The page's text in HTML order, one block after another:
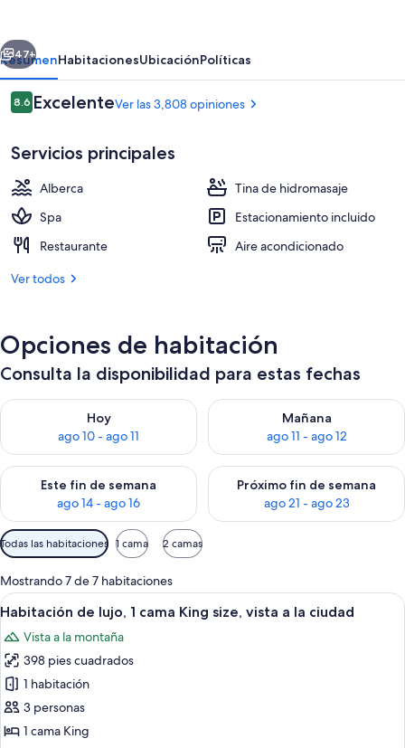
Black
Hawk
Alberca techada, acceso de 07:00 a
Siguiente
47+
ResumenHabitacionesUbicaciónPolíticas
Opiniones
8.68.6 de 10,
ExcelenteVer las 3,808 opiniones
Servicios principales
Alberca
Tina de hidromasaje
Spa
Estacionamiento incluido
Restaurante
Aire acondicionado
Ver todos
Opciones de habitación
Consulta la disponibilidad para estas fechas
Hoy
ago 10 - ago 11
Consulta la disponibilidad para hoy ago 10 - ago 11
Mañana
ago 11 - ago 12
Consulta la disponibilidad
Este fin de semana
ago 14 - ago 16
Consulta la disponibilidad para este fin de semana ago 14 -
Próximo fin de semana
ago 21 - ago 23
Consulta la disponibilidad
Filtros
disponibles
para
las
habitaciones
Todas las habitaciones 1 cama 2 camas
Mostrando 7 de 7 habitaciones
Abrir
todas
las
fotos
de
Habitación
de
Una habitación de hotel con una
2
Habitación de lujo, 1 cama King size, vista a la ciudad
Vista a la montaña
398 pies cuadrados
1 habitación
3 personas
1 cama King